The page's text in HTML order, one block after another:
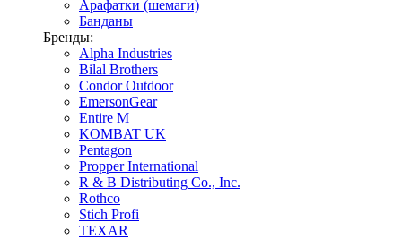
Арафатки (шемаги)
Банданы
Бренды:
Alpha Industries
Bilal Brothers
Condor Outdoor
EmersonGear
Entire M
KOMBAT UK
Pentagon
Propper International
R & B Distributing Co., Inc.
Rothco
Stich Profi
TEXAR